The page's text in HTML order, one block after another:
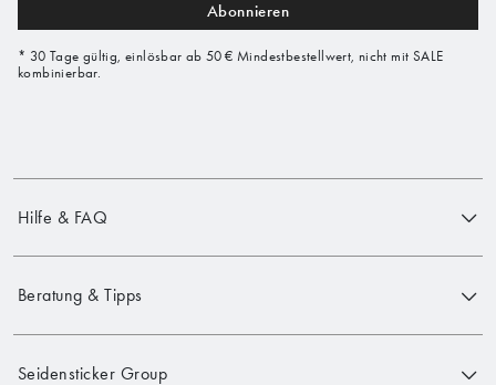
Abonnieren
* 30 Tage gültig, einlösbar ab 50 € Mindestbestellwert, nicht mit SALE
kombinierbar.
Hilfe & FAQ
Beratung & Tipps
Seidensticker Group